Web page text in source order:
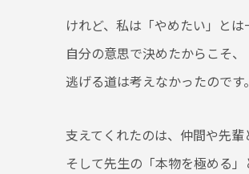
けれど、私は「やめたい」とは
自分の意思で決めたからこそ、
逃げる道は考えなかったのです。
支えてくれたのは、仲間や先輩
そして先生の「本物を極める」